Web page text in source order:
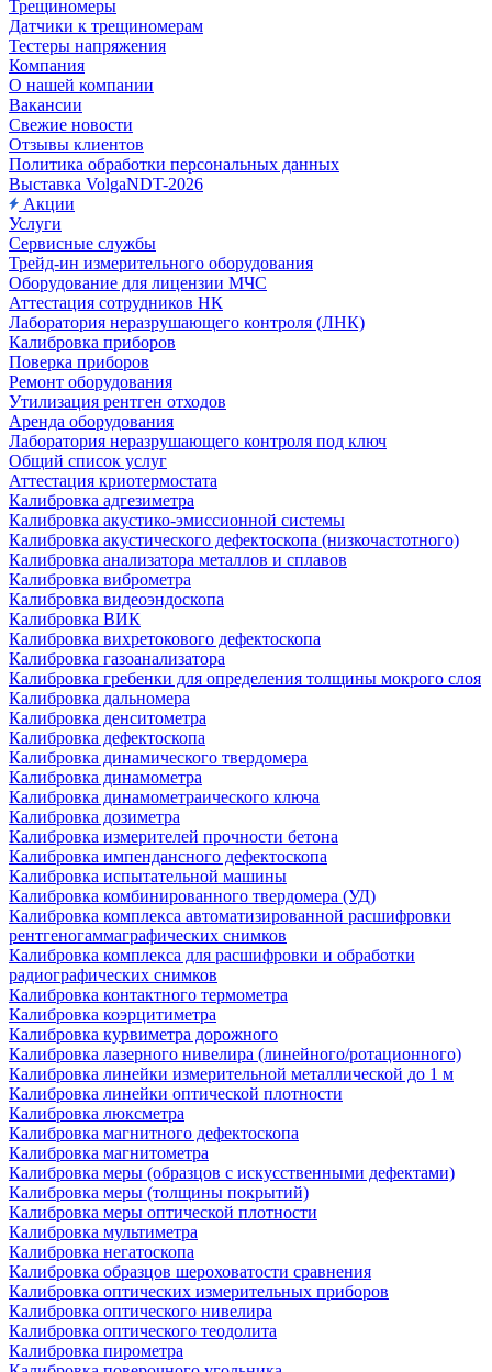
Трещиномеры
Датчики к трещиномерам
Тестеры напряжения
Компания
О нашей компании
Вакансии
Свежие новости
Отзывы клиентов
Политика обработки персональных данных
Выставка VolgaNDT-2026
Акции
Услуги
Сервисные службы
Трейд-ин измерительного оборудования
Оборудование для лицензии МЧС
Аттестация сотрудников НК
Лаборатория неразрушающего контроля (ЛНК)
Калибровка приборов
Поверка приборов
Ремонт оборудования
Утилизация рентген отходов
Аренда оборудования
Лаборатория неразрушающего контроля под ключ
Общий список услуг
Аттестация криотермостата
Калибровка адгезиметра
Калибровка акустико-эмиссионной системы
Калибровка акустического дефектоскопа (низкочастотного)
Калибровка анализатора металлов и сплавов
Калибровка виброметра
Калибровка видеоэндоскопа
Калибровка ВИК
Калибровка вихретокового дефектоскопа
Калибровка газоанализатора
Калибровка гребенки для определения толщины мокрого слоя
Калибровка дальномера
Калибровка денситометра
Калибровка дефектоскопа
Калибровка динамического твердомера
Калибровка динамометра
Калибровка динамометраического ключа
Калибровка дозиметра
Калибровка измерителей прочности бетона
Калибровка импендансного дефектоскопа
Калибровка испытательной машины
Калибровка комбинированного твердомера (УД)
Калибровка комплекса автоматизированной расшифровки
рентгеногаммаграфических снимков
Калибровка комплекса для расшифровки и обработки
радиографических снимков
Калибровка контактного термометра
Калибровка коэрцитиметра
Калибровка курвиметра дорожного
Калибровка лазерного нивелира (линейного/ротационного)
Калибровка линейки измерительной металлической до 1 м
Калибровка линейки оптической плотности
Калибровка люксметра
Калибровка магнитного дефектоскопа
Калибровка магнитометра
Калибровка меры (образцов с искусственными дефектами)
Калибровка меры (толщины покрытий)
Калибровка меры оптической плотности
Калибровка мультиметра
Калибровка негатоскопа
Калибровка образцов шероховатости сравнения
Калибровка оптических измерительных приборов
Калибровка оптического нивелира
Калибровка оптического теодолита
Калибровка пирометра